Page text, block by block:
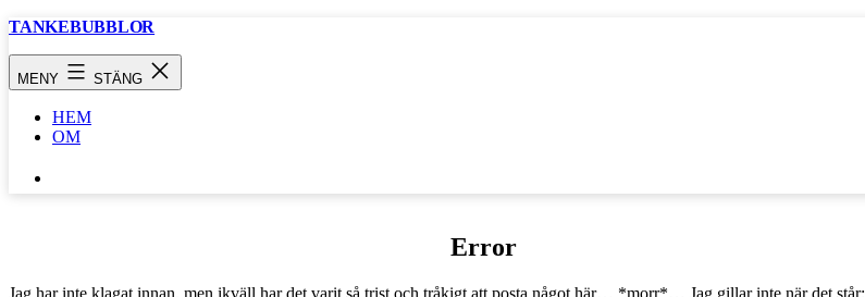
Hoppa
TANKEBUBBLOR
MENY STÄNG
HEM
OM
…
Error
Jag har inte klagat innan. men ikväll har det varit så trist och tråkigt att posta något här… *morr*… Jag gillar inte när det står: